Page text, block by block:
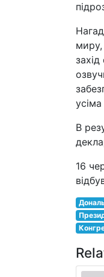
миру,
В
16